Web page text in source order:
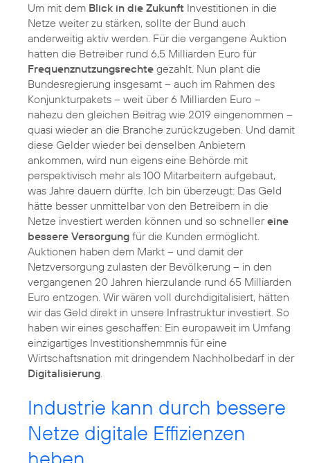
Um mit dem Blick in die Zukunft Investitionen in die
Netze weiter zu stärken, sollte der Bund auch
anderweitig aktiv werden. Für die vergangene Auktion
hatten die Betreiber rund 6,5 Milliarden Euro für
Frequenznutzungsrechte gezahlt. Nun plant die
Bundesregierung insgesamt – auch im Rahmen des
Konjunkturpakets – weit über 6 Milliarden Euro –
nahezu den gleichen Beitrag wie 2019 eingenommen –
quasi wieder an die Branche zurückzugeben. Und damit
diese Gelder wieder bei denselben Anbietern
ankommen, wird nun eigens eine Behörde mit
perspektivisch mehr als 100 Mitarbeitern aufgebaut,
was Jahre dauern dürfte. Ich bin überzeugt: Das Geld
hätte besser unmittelbar von den Betreibern in die
Netze investiert werden können und so schnellereine
bessere Versorgung für die Kunden ermöglicht.
Auktionen haben dem Markt – und damit der
Netzversorgung zulasten der Bevölkerung – in den
vergangenen 20 Jahren hierzulande rund 65 Milliarden
Euro entzogen. Wir wären voll durchdigitalisiert, hätten
wir das Geld direkt in unsere Infrastruktur investiert. So
haben wir eines geschaffen: Ein europaweit im Umfang
einzigartiges Investitionshemmnis für eine
Wirtschaftsnation mit dringendem Nachholbedarf in der
Digitalisierung.
Industrie kann durch bessere
Netze digitale Effizienzen